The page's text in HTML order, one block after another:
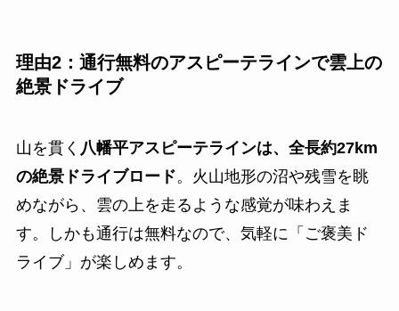
理由2：通行無料のアスピーテラインで雲上の
絶景ドライブ
山を貫く 八幡平アスピーテラインは、全長約27km
の絶景ドライブロード。火山地形の沼や残雪を眺
めながら、雲の上を走るような感覚が味わえま
す。しかも通行は無料なので、気軽に「ご褒美ド
ライブ」が楽しめます。